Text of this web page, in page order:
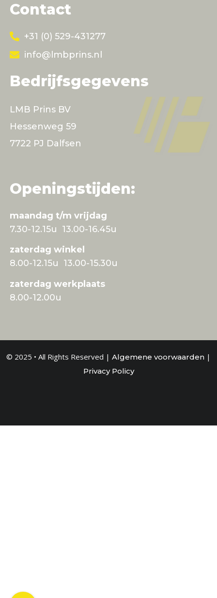
Contact
+31 (0) 529-431277
info@lmbprins.nl
Bedrijfsgegevens
LMB Prins BV
Hessenweg 59
7722 PJ Dalfsen
Openingstijden:
maandag t/m vrijdag
7.30-12.15u 13.00-16.45u
zaterdag winkel
8.00-12.15u 13.00-15.30u
zaterdag werkplaats
8.00-12.00u
© 2025 • All Rights Reserved | Algemene voorwaarden |
Privacy Policy